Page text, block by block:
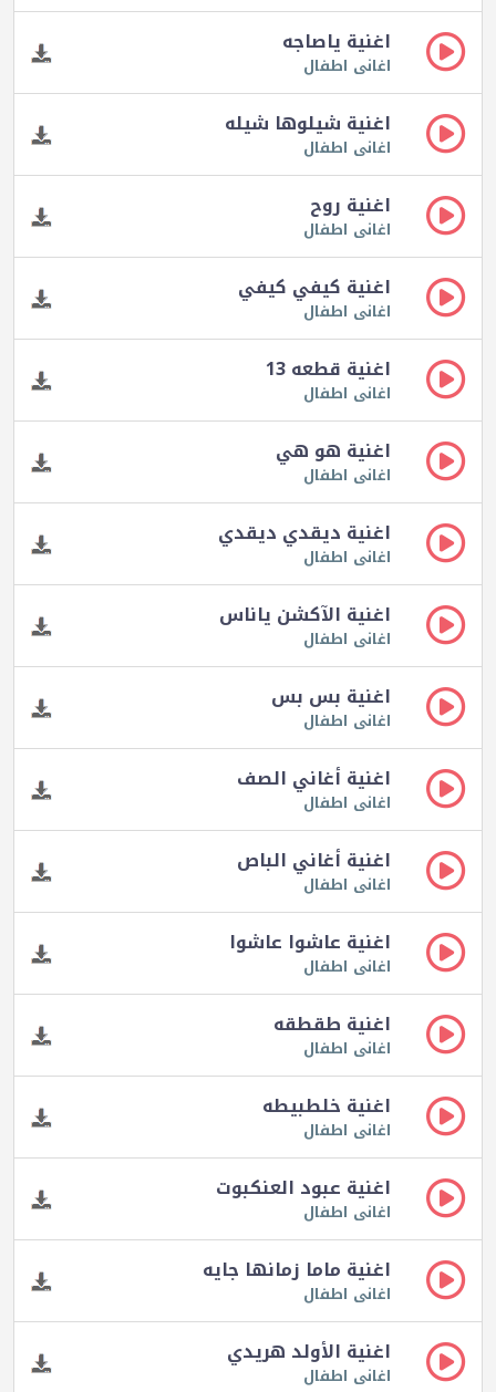
اغنية ياصاجه
اغانى اطفال
اغنية شيلوها شيله
اغانى اطفال
اغنية روح
اغانى اطفال
اغنية كيفي كيفي
اغانى اطفال
اغنية قطعه 13
اغانى اطفال
اغنية هو هي
اغانى اطفال
اغنية ديقدي ديقدي
اغانى اطفال
اغنية الآكشن ياناس
اغانى اطفال
اغنية بس بس
اغانى اطفال
اغنية أغاني الصف
اغانى اطفال
اغنية أغاني الباص
اغانى اطفال
اغنية عاشوا عاشوا
اغانى اطفال
اغنية طقطقه
اغانى اطفال
اغنية خلطبيطه
اغانى اطفال
اغنية عبود العنكبوت
اغانى اطفال
اغنية ماما زمانها جايه
اغانى اطفال
اغنية الأولد هريدي
اغانى اطفال